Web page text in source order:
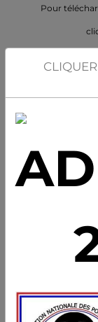
Pour
Pour découvrir